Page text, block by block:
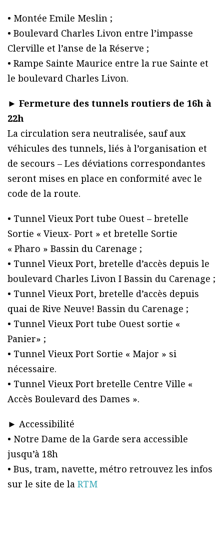
• Montée Emile Meslin ;
• Boulevard Charles Livon entre l’impasse
Clerville et l’anse de la Réserve ;
• Rampe Sainte Maurice entre la rue Sainte et
le boulevard Charles Livon.
► Fermeture des tunnels routiers de 16h à
22h
La circulation sera neutralisée, sauf aux
véhicules des tunnels, liés à l’organisation et
de secours – Les déviations correspondantes
seront mises en place en conformité avec le
code de la route.
• Tunnel Vieux Port tube Ouest – bretelle
Sortie « Vieux- Port » et bretelle Sortie
« Pharo » Bassin du Carenage ;
• Tunnel Vieux Port, bretelle d’accès depuis le
boulevard Charles Livon I Bassin du Carenage ;
• Tunnel Vieux Port, bretelle d’accès depuis
quai de Rive Neuve! Bassin du Carenage ;
• Tunnel Vieux Port tube Ouest sortie «
Panier» ;
• Tunnel Vieux Port Sortie « Major » si
nécessaire.
• Tunnel Vieux Port bretelle Centre Ville «
Accès Boulevard des Dames ».
► Accessibilité
• Notre Dame de la Garde sera accessible
jusqu’à 18h
• Bus, tram, navette, métro retrouvez les infos
sur le site de la RTM